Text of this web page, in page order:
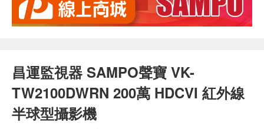
昌運監視器 SAMPO聲寶 VK-
TW2100DWRN 200萬 HDCVI 紅外線
半球型攝影機